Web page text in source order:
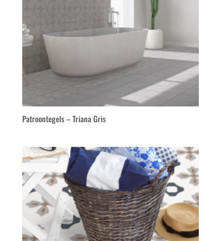
Patroontegels – Triana Gris